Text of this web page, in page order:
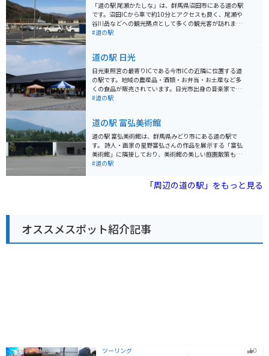
「道の駅 尾瀬かたしな」は、群馬県沼田市にある道の駅
です。沼田ICから車で約10分とアクセスも良く、尾瀬や
谷川岳などへの観光拠点として多くの観光客が訪れま
す。 道の駅には、地元の新鮮な野菜や果物を販売する農
粉を使用した手打ち蕎麦です。 また、道の駅に隣接して
「かたしなエコミュージアムセンター」があり、尾瀬や
谷川岳の自然、動植物について学ぶことができます。 バ
イクで訪れる場合、道の駅には広い駐車場が完備されて
いるので安心です。尾瀬方面へは国道401号線を走り、
#道の駅
道の駅 日光
日光東照宮の最寄りICである今市ICの近隣に位置する道
の駅です。地域の農産品・酒類・お弁当・お土産など多
くの食品が販売されています。日光市出身の音楽家であ
り、多くの演歌の名曲を生み出した船村徹さんの記念ミ
#道の駅
道の駅 富弘美術館
道の駅 富弘美術館は、群馬県みどり市にある道の駅で
す。 詩人・画家の星野富弘さんの作品を展示する「富弘
美術館」に隣接しており、美術館の美しい庭園散策も楽
しめます。 館内には、地元の新鮮な農産物を販売する直
車場にバイク専用の駐車スペースがあります。 周辺に
麦きりなどの麺類、ゆばなどが有名です。 また、道の駅
周辺には、これらの名産品を販売する店や、地元食材を
使った料理を提供する飲食店も数多くあります。
#道の駅
「周辺の道の駅」をもっと見る
オススメスポット紹介記事
ツーリング 0